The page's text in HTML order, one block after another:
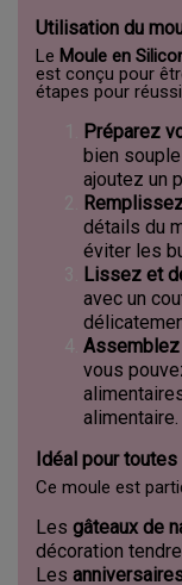
Utilisation du
Le Moule en
est conçu pour
étapes pour
Préparez
bien
ajoutez un
détails du
éviter les
Lissez et
avec un
vous
alimentaire.
Idéal pour
Ce moule est
Les gâteaux de
décoration
Les